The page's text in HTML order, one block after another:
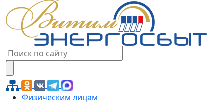
Физическим лицам